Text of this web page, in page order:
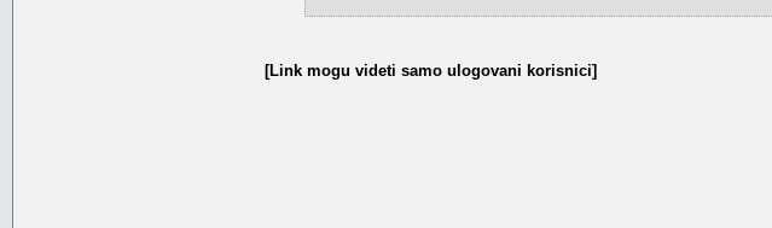
[Link mogu videti samo ulogovani korisnici]